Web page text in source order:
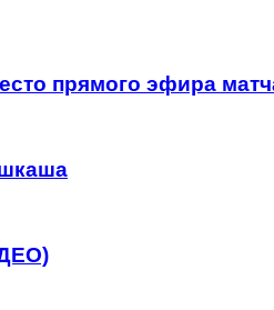
прямого эфира